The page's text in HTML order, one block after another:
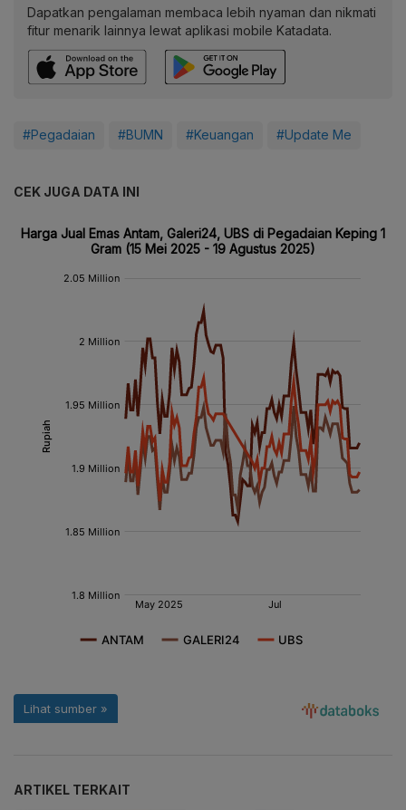
Dapatkan pengalaman membaca lebih nyaman dan nikmati
fitur menarik lainnya lewat aplikasi mobile Katadata.
#Pegadaian #BUMN #Keuangan #Update Me
CEK JUGA DATA INI
ARTIKEL TERKAIT